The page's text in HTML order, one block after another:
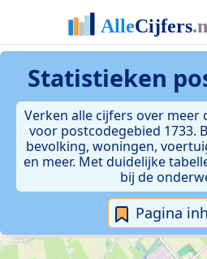
Statistieken
Verken alle cijfers over meer
voor postcodegebied 1733.
bevolking, woningen,
en meer. Met duidelijke
bij de
Pagina